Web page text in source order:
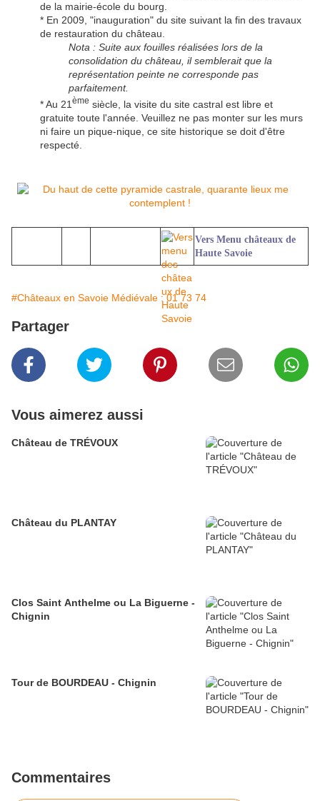
de la mairie-école du bourg.
* En 2009, "inauguration" du site suivant la fin des travaux
de restauration du château.
Nota : Suite aux fouilles réalisées lors de la
consolidation du château, il semblerait que la
représentation peinte ne corresponde pas
parfaitement.
* Au 21 ème siècle, la visite du site castral est libre et
gratuite toute l'année. Veuillez ne pas monter sur les murs
ni faire un pique-nique, ce site historique se doit d'être
respecté.
Vers Menu châteaux de
Haute Savoie
#Châteaux en Savoie Médiévale : 01 73 74
Partager
Vous aimerez aussi
Château de TRÉVOUX
Château du PLANTAY
Clos Saint Anthelme ou La Biguerne -
Chignin
Tour de BOURDEAU - Chignin
Commentaires